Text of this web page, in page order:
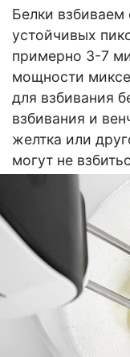
Белки
устойчивых
примерно 3-7
мощности
для взбивания
взбивания и
желтка или
могут не